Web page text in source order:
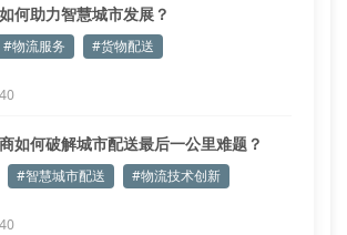
何助力智慧城市发展？
#物流服务 #货物配送
如何破解城市配送最后一公里难题？
#智慧城市配送 #物流技术创新